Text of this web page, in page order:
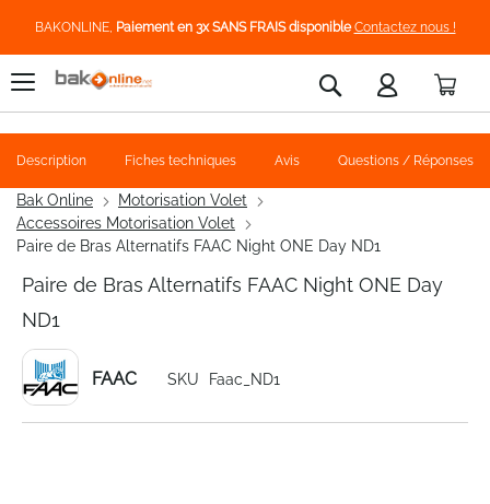
BAKONLINE, Paiement en 3x SANS FRAIS disponible Contactez nous !
Rechercher
Bak Online
Motorisation Volet
Accessoires Motorisation Volet
Paire de Bras Alternatifs FAAC Night ONE Day ND1
Paire de Bras Alternatifs FAAC Night ONE Day
ND1
FAAC SKU Faac_ND1
Description Fiches techniques Avis Questions / Réponses